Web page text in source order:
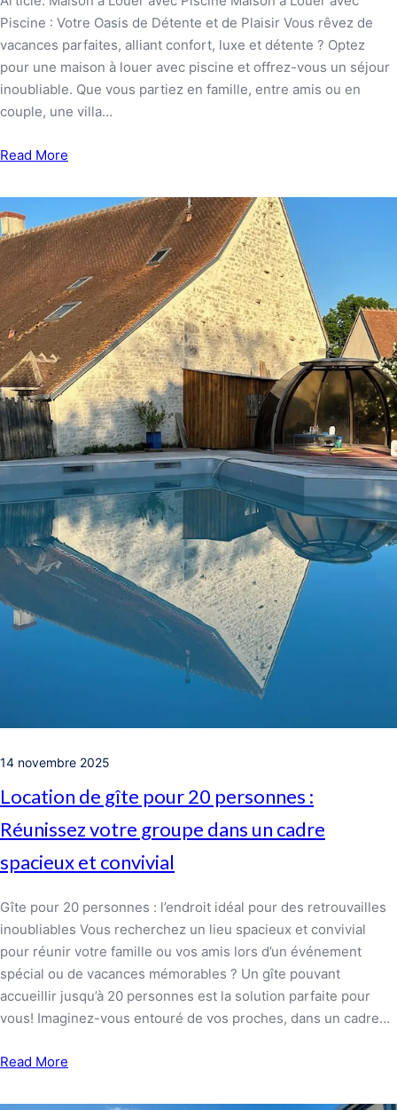
Piscine : Votre Oasis de Détente et de Plaisir Vous rêvez de
vacances parfaites, alliant confort, luxe et détente ? Optez
pour une maison à louer avec piscine et offrez-vous un séjour
inoubliable. Que vous partiez en famille, entre amis ou en
couple, une villa…
Read More
14 novembre 2025
Location de gîte pour 20 personnes :
Réunissez votre groupe dans un cadre
spacieux et convivial
Gîte pour 20 personnes : l’endroit idéal pour des retrouvailles
inoubliables Vous recherchez un lieu spacieux et convivial
pour réunir votre famille ou vos amis lors d’un événement
spécial ou de vacances mémorables ? Un gîte pouvant
accueillir jusqu’à 20 personnes est la solution parfaite pour
vous! Imaginez-vous entouré de vos proches, dans un cadre…
Read More